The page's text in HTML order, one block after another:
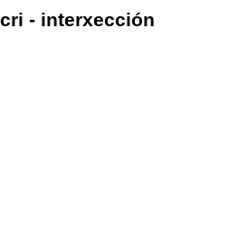
cri - interxección